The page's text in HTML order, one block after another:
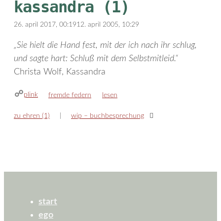
kassandra (1)
26. april 2017, 00:1912. april 2005, 10:29
„Sie hielt die Hand fest, mit der ich nach ihr schlug,
und sagte hart: Schluß mit dem Selbstmitleid.“
Christa Wolf, Kassandra
plink kategorien
fremde federn schlagwörter
lesen
zu ehren (1) wip – buchbesprechung
start
ego